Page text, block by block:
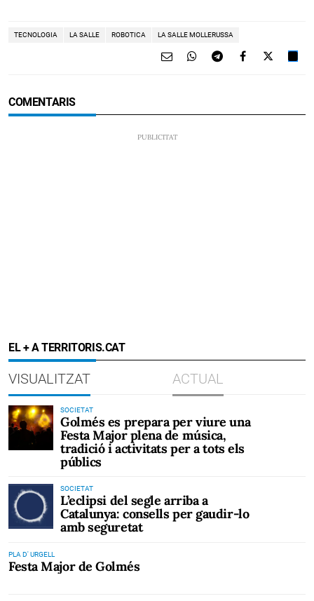
TECNOLOGIA LA SALLE ROBOTICA LA SALLE MOLLERUSSA
COMENTARIS
EL + A TERRITORIS.CAT
VISUALITZAT ACTUAL
SOCIETAT
Golmés es prepara per viure una
Festa Major plena de música,
tradició i activitats per a tots els
públics
SOCIETAT
L’eclipsi del segle arriba a
Catalunya: consells per gaudir-lo
amb seguretat
PLA D' URGELL
Festa Major de Golmés